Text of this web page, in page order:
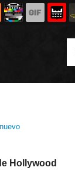
Hollywood